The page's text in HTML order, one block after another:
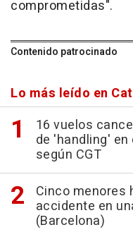
comprometidas".
Contenido patrocinado
Lo más leído en
16 vuelos
de 'handling'
según CGT
Cinco menores
accidente en
(Barcelona)